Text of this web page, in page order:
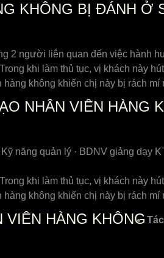
KHÔNG BỊ ĐÁNH Ở
2 người liên quan đến việc hành
Trong khi làm thủ tục, vị khách này
không khiến chị này bị rách
NHÂN VIÊN HÀNG
năng quản lý · BDNV giảng dạy
Trong khi làm thủ tục, vị khách này
không khiến chị này bị rách
VIÊN HÀNG KHÔNG